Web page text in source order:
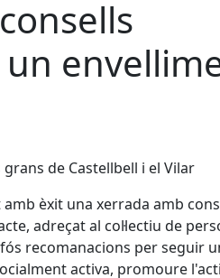
de Castellbell i el Vilar
èxit una xerrada amb
adreçat al col·lectiu de
recomanacions per seguir
activa, promoure